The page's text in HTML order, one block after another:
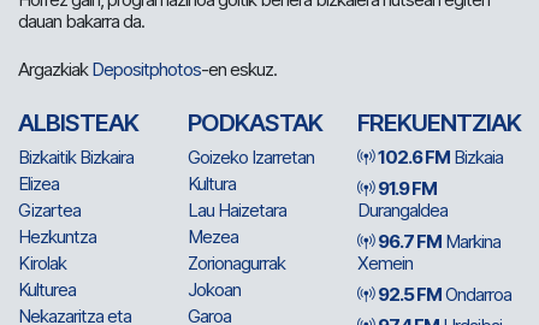
dauan bakarra da.
ArgazkiakDepositphotos-en eskuz.
ALBISTEAK
Bizkaitik Bizkaira
Elizea
Gizartea
Hezkuntza
Kirolak
Kulturea
Nekazaritza eta
PODKASTAK
Goizeko Izarretan
Kultura
Lau Haizetara
Mezea
Zorionagurrak
Jokoan
Garoa
FREKUENTZIAK
102.6 FM Bizkaia
91.9 FM
Durangaldea
96.7 FM Markina
Xemein
92.5 FMOndarroa